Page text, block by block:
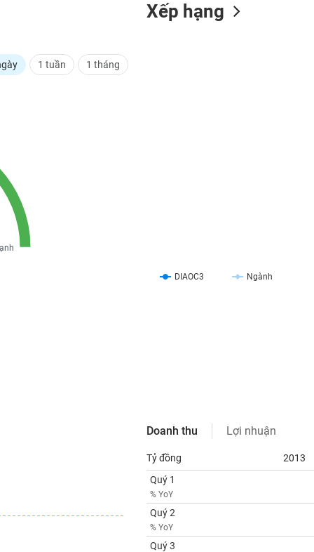
1 tuần 1 tháng
Xếp hạng
DIAOC3 Ngành
Doanh thu Lợi nhuận
Tỷ đồng
2013
Quý 1
% YoY
Quý 2
% YoY
Quý 3